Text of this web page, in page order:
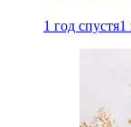
1 год спустя1